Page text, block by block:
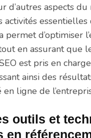
d’autres aspects
essentielles
permet d’optimiser
en assurant que
est pris en
ainsi des
ligne de
outils et
en